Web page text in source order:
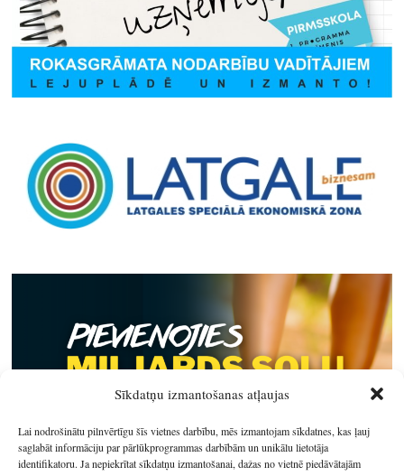
Sīkdatņu izmantošanas atļaujas
Lai nodrošinātu pilnvērtīgu šīs vietnes darbību, mēs izmantojam sīkdatnes, kas ļauj
saglabāt informāciju par pārlūkprogrammas darbībām un unikālu lietotāja
identifikatoru. Ja nepiekrītat sīkdatņu izmantošanai, dažas no vietnē piedāvātajām